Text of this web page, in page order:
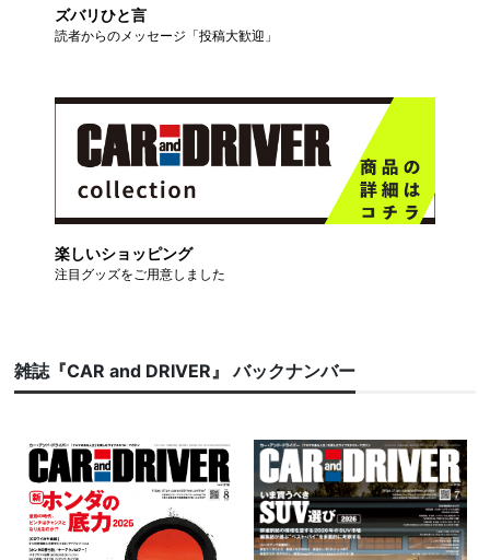
ズバリひと言
読者からのメッセージ「投稿大歓迎」
楽しいショッピング
注目グッズをご用意しました
雑誌『CAR and DRIVER』 バックナンバー